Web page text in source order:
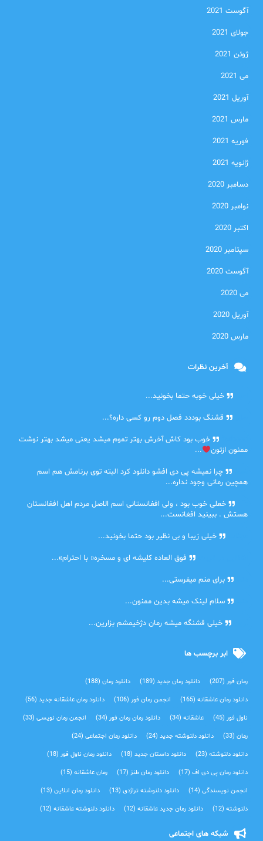
آگوست 2021
جولای 2021
ژوئن 2021
می 2021
آوریل 2021
مارس 2021
فوریه 2021
ژانویه 2021
دسامبر 2020
نوامبر 2020
اکتبر 2020
سپتامبر 2020
آگوست 2020
می 2020
آوریل 2020
مارس 2020
آخرین نظرات
خیلی خوبه حتما بخونید...
قشنگ بوددد فصل دوم رو کسی داره؟...
خوب بود کاش آخرش بهتر تموم میشد یعنی میشد بهتر نوشت
ممنون ازتون
...
چرا نمیشه پی دی افشو دانلود کرد البته توی برنامش هم اسم
همچین رمانی وجود نداره...
خعلی خوب بود ، ولی افغانستانی اسم الاصل مردم اهل افغانستان
هستش . ببینید افغانست...
خیلی زیبا و بی نظیر بود حتما بخونید...
فوق العاده کلیشه ای و مسخره« با احترام»...
برای منم میفرستی...
سلام لینک میشه بدین ممنون...
خیلی قشنگه میشه رمان دژخیمشم بزارین...
ابر برچسب ها
رمان فور(207) دانلود رمان جدید(189) دانلود رمان(188)
دانلود رمان عاشقانه(165) انجمن رمان فور(106) دانلود رمان عاشقانه جدید(56)
ناول فور(45) عاشقانه(34) دانلود رمان رمان فور(34) انجمن رمان نویسی(33)
رمان(33) دانلود دلنوشته جدید(24) دانلود رمان اجتماعی‌(24)
دانلود دلنوشته(23) دانلود داستان جدید(18) دانلود رمان ناول فور(18)
دانلود رمان پی دی اف(17) دانلود رمان طنز(17) رمان عاشقانه(15)
انجمن نویسندگی(14) دانلود دلنوشته تراژدی‌(13) دانلود رمان انلاین(13)
دلنوشته(12) دانلود رمان جدید عاشقانه(12) دانلود دلنوشته عاشقانه(12)
شبکه های اجتماعی